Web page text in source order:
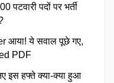
पदों पर भर्ती
आया! ये सवाल पूछे गए,
PDF
इस हफ्ते क्या-क्या हुआ